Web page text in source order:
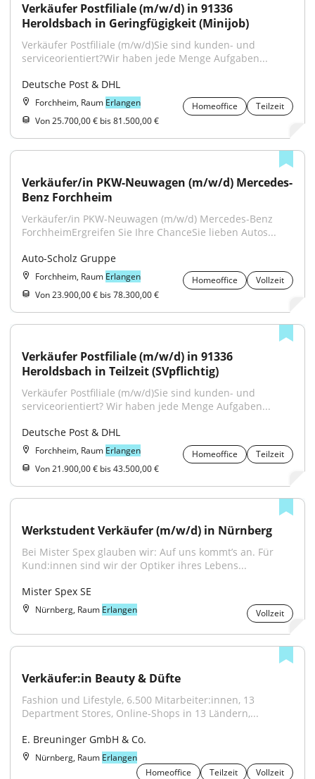
Verkäufer Postfiliale (m/w/d) in 91336
Heroldsbach in Geringfügigkeit (Minijob)
Verkäufer Postfiliale (m/w/d)Sie sind kunden- und
serviceorientiert?Wir haben jede Menge Aufgaben...
Deutsche Post & DHL
Forchheim, Raum Erlangen Homeoffice
Teilzeit
Von 25.700,00 € bis 81.500,00 €
Verkäufer/in PKW-Neuwagen (m/w/d) Mercedes-
Benz Forchheim
Verkäufer/in PKW-Neuwagen (m/w/d) Mercedes-Benz
ForchheimErgreifen Sie Ihre ChanceSie lieben Autos...
Auto-Scholz Gruppe
Forchheim, Raum Erlangen Homeoffice
Vollzeit
Von 23.900,00 € bis 78.300,00 €
Verkäufer Postfiliale (m/w/d) in 91336
Heroldsbach in Teilzeit (SVpflichtig)
Verkäufer Postfiliale (m/w/d)Sie sind kunden- und
serviceorientiert? Wir haben jede Menge Aufgaben...
Deutsche Post & DHL
Forchheim, Raum Erlangen Homeoffice
Teilzeit
Von 21.900,00 € bis 43.500,00 €
Werkstudent Verkäufer (m/w/d) in Nürnberg
Bei Mister Spex glauben wir: Auf uns kommt’s an. Für
Kund:innen sind wir der Optiker ihres Lebens...
Mister Spex SE
Nürnberg, Raum Erlangen Vollzeit
Verkäufer:in Beauty & Düfte
Fashion und Lifestyle, 6.500 Mitarbeiter:innen, 13
Department Stores, Online-Shops in 13 Ländern,...
E. Breuninger GmbH & Co.
Nürnberg, Raum Erlangen
Homeoffice
Teilzeit
Vollzeit